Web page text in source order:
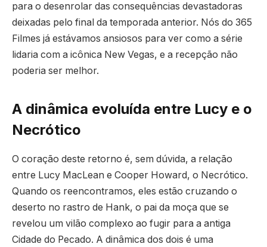
para o desenrolar das consequências devastadoras
deixadas pelo final da temporada anterior. Nós do 365
Filmes já estávamos ansiosos para ver como a série
lidaria com a icônica New Vegas, e a recepção não
poderia ser melhor.
A dinâmica evoluída entre Lucy e o
Necrótico
O coração deste retorno é, sem dúvida, a relação
entre Lucy MacLean e Cooper Howard, o Necrótico.
Quando os reencontramos, eles estão cruzando o
deserto no rastro de Hank, o pai da moça que se
revelou um vilão complexo ao fugir para a antiga
Cidade do Pecado. A dinâmica dos dois é uma